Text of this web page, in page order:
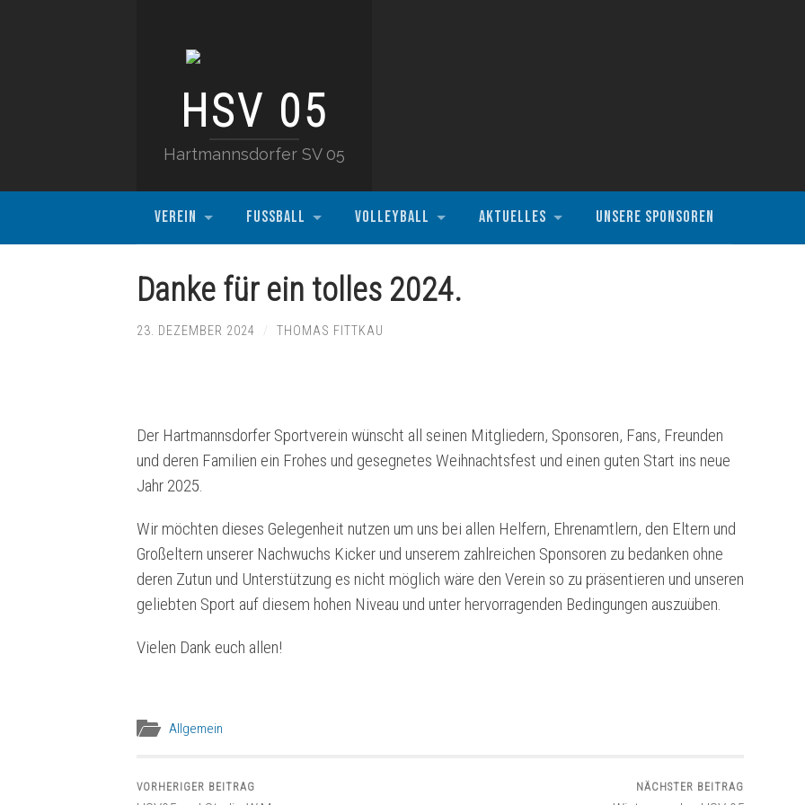
HSV 05
Hartmannsdorfer SV 05
VEREIN FUSSBALL VOLLEYBALL AKTUELLES UNSERE SPONSOREN
Danke für ein tolles 2024.
23. DEZEMBER 2024 / THOMAS FITTKAU
Der Hartmannsdorfer Sportverein wünscht all seinen Mitgliedern, Sponsoren, Fans, Freunden
und deren Familien ein Frohes und gesegnetes Weihnachtsfest und einen guten Start ins neue
Jahr 2025.
Wir möchten dieses Gelegenheit nutzen um uns bei allen Helfern, Ehrenamtlern, den Eltern und
Großeltern unserer Nachwuchs Kicker und unserem zahlreichen Sponsoren zu bedanken ohne
deren Zutun und Unterstützung es nicht möglich wäre den Verein so zu präsentieren und unseren
geliebten Sport auf diesem hohen Niveau und unter hervorragenden Bedingungen auszuüben.
Vielen Dank euch allen!
Allgemein
VORHERIGER BEITRAG NÄCHSTER BEITRAG